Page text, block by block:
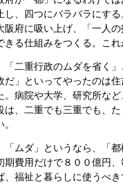
し、四つにバラバラにす
阪府に吸い上げ、「一人
きる仕組みをつくる。これ
「二重行政のムダを省く
だ」といってやったのは
。病院や大学、研究所な
は、二重でも三重でも、
。
「ムダ」というなら、「都
期費用だけで８００億円
、福祉と暮らしに使うべき